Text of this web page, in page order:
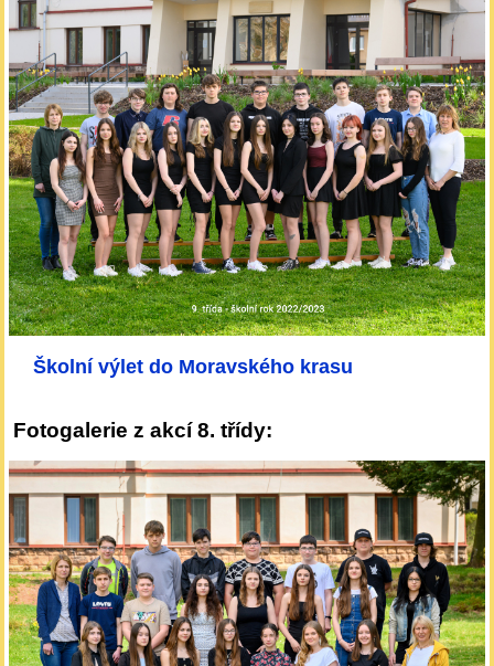
Školní výlet do Moravského krasu
Fotogalerie z akcí 8. třídy: